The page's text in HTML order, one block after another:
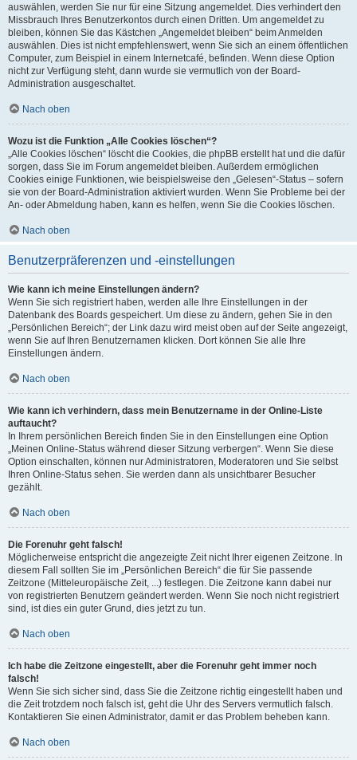
auswählen, werden Sie nur für eine Sitzung angemeldet. Dies verhindert den
Missbrauch Ihres Benutzerkontos durch einen Dritten. Um angemeldet zu
bleiben, können Sie das Kästchen „Angemeldet bleiben“ beim Anmelden
auswählen. Dies ist nicht empfehlenswert, wenn Sie sich an einem öffentlichen
Computer, zum Beispiel in einem Internetcafé, befinden. Wenn diese Option
nicht zur Verfügung steht, dann wurde sie vermutlich von der Board-
Administration ausgeschaltet.
Nach oben
Wozu ist die Funktion „Alle Cookies löschen“?
„Alle Cookies löschen“ löscht die Cookies, die phpBB erstellt hat und die dafür
sorgen, dass Sie im Forum angemeldet bleiben. Außerdem ermöglichen
Cookies einige Funktionen, wie beispielsweise den „Gelesen“-Status – sofern
sie von der Board-Administration aktiviert wurden. Wenn Sie Probleme bei der
An- oder Abmeldung haben, kann es helfen, wenn Sie die Cookies löschen.
Nach oben
Benutzerpräferenzen und -einstellungen
Wie kann ich meine Einstellungen ändern?
Wenn Sie sich registriert haben, werden alle Ihre Einstellungen in der
Datenbank des Boards gespeichert. Um diese zu ändern, gehen Sie in den
„Persönlichen Bereich“; der Link dazu wird meist oben auf der Seite angezeigt,
wenn Sie auf Ihren Benutzernamen klicken. Dort können Sie alle Ihre
Einstellungen ändern.
Nach oben
Wie kann ich verhindern, dass mein Benutzername in der Online-Liste
auftaucht?
In Ihrem persönlichen Bereich finden Sie in den Einstellungen eine Option
„Meinen Online-Status während dieser Sitzung verbergen“. Wenn Sie diese
Option einschalten, können nur Administratoren, Moderatoren und Sie selbst
Ihren Online-Status sehen. Sie werden dann als unsichtbarer Besucher
gezählt.
Nach oben
Die Forenuhr geht falsch!
Möglicherweise entspricht die angezeigte Zeit nicht Ihrer eigenen Zeitzone. In
diesem Fall sollten Sie im „Persönlichen Bereich“ die für Sie passende
Zeitzone (Mitteleuropäische Zeit, ...) festlegen. Die Zeitzone kann dabei nur
von registrierten Benutzern geändert werden. Wenn Sie noch nicht registriert
sind, ist dies ein guter Grund, dies jetzt zu tun.
Nach oben
Ich habe die Zeitzone eingestellt, aber die Forenuhr geht immer noch
falsch!
Wenn Sie sich sicher sind, dass Sie die Zeitzone richtig eingestellt haben und
die Zeit trotzdem noch falsch ist, geht die Uhr des Servers vermutlich falsch.
Kontaktieren Sie einen Administrator, damit er das Problem beheben kann.
Nach oben